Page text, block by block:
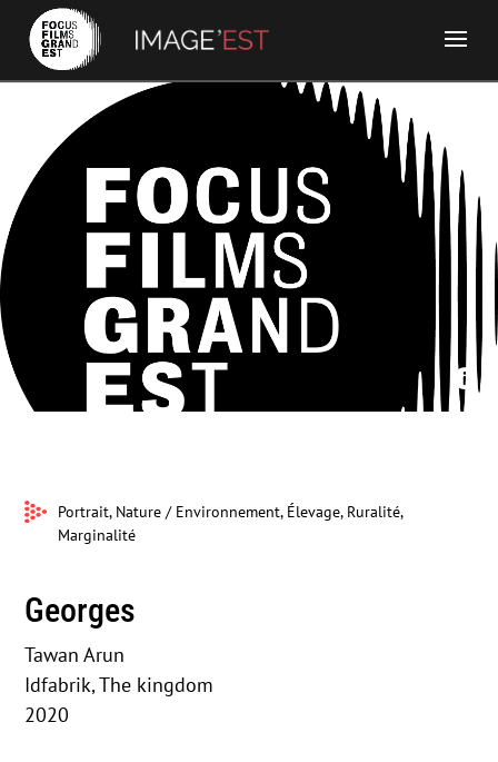
Idfabrik, The kingdom - Georges 
Portrait, Nature / Environnement, Élevage, Ruralité,
Marginalité
Georges
Tawan Arun
Idfabrik, The kingdom
2020